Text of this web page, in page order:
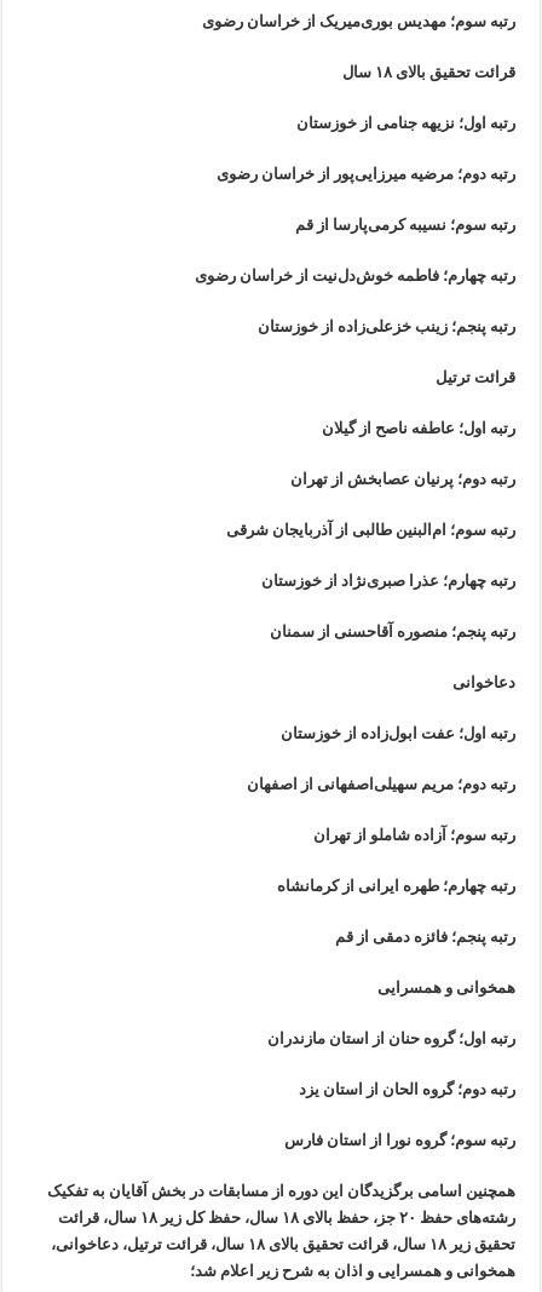
رتبه سوم؛ مهدیس بوری‌میریک از خراسان رضوی
قرائت تحقیق بالای ۱۸ سال
رتبه اول؛ نزیهه جنامی از خوزستان
رتبه دوم؛ مرضیه میرزایی‌پور از خراسان رضوی
رتبه سوم؛ نسیبه کرمی‌پارسا از قم
رتبه چهارم؛ فاطمه خوش‌دل‌نیت از خراسان رضوی
رتبه پنجم؛ زینب خزعلی‌زاده از خوزستان
قرائت ترتیل
رتبه اول؛ عاطفه ناصح از گیلان
رتبه دوم؛ پرنیان عصابخش از تهران
رتبه سوم؛ ام‌البنین طالبی از آذربایجان شرقی
رتبه چهارم؛ عذرا صبری‌نژاد از خوزستان
رتبه پنجم؛ منصوره آقاحسنی از سمنان
دعاخوانی
رتبه اول؛ عفت ابول‌زاده از خوزستان
رتبه دوم؛ مریم سهیلی‌اصفهانی از اصفهان
رتبه سوم؛ آزاده شاملو از تهران
رتبه چهارم؛ طهره ایرانی از کرمانشاه
رتبه پنجم؛ فائزه دمقی از قم
همخوانی و همسرایی
رتبه اول؛ گروه حنان از استان مازندران
رتبه دوم؛ گروه الحان از استان یزد
رتبه سوم؛ گروه نورا از استان فارس
همچنین اسامی برگزیدگان این دوره از مسابقات در بخش آقایان به تفکیک
رشته‌های حفظ ۲۰ جز، حفظ بالای ۱۸ سال، حفظ کل زیر ۱۸ سال، قرائت
تحقیق زیر ۱۸ سال، قرائت تحقیق بالای ۱۸ سال، قرائت ترتیل، دعاخوانی،
همخوانی و همسرایی و اذان به شرح زیر اعلام شد؛